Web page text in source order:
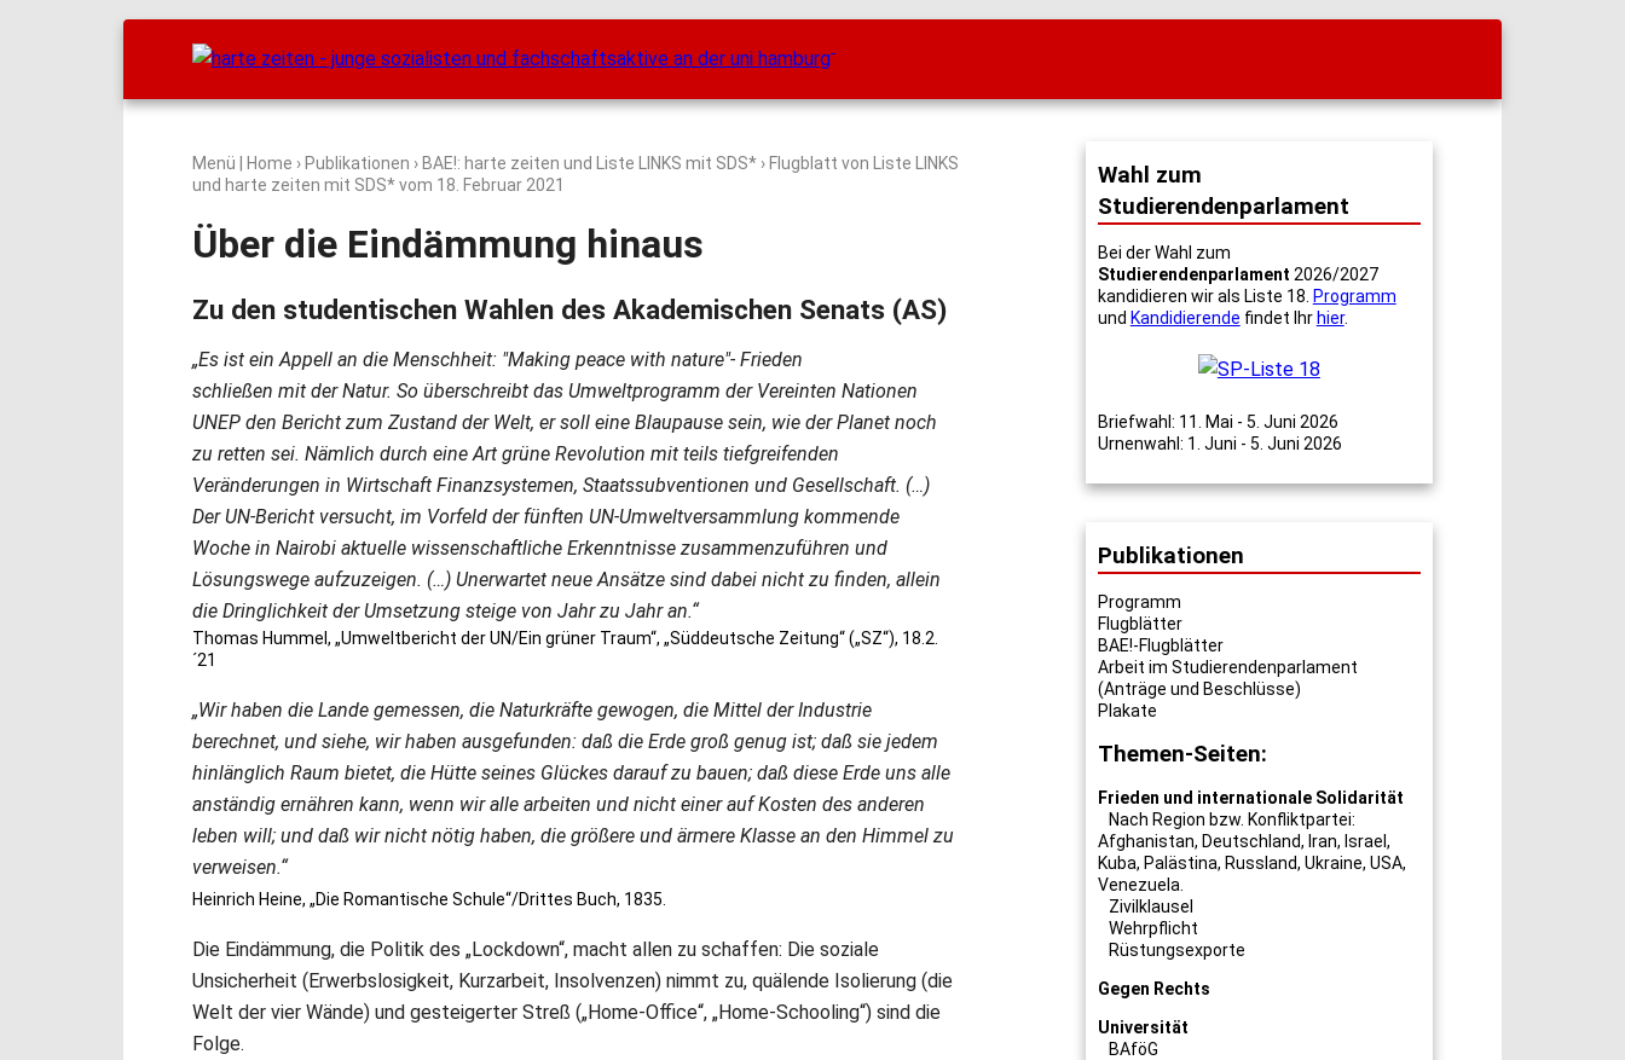
Menü Home › Publikationen › BAE!: harte zeiten und Liste LINKS mit SDS* › Flugblatt von Liste LINKS
und harte zeiten mit SDS* vom 18. Februar 2021
Über die Eindämmung hinaus
Zu den studentischen Wahlen des Akademischen Senats (AS)
„Es ist ein Appell an die Menschheit: "Making peace with nature"- Frieden
schließen mit der Natur. So überschreibt das Umweltprogramm der Vereinten Nationen
UNEP den Bericht zum Zustand der Welt, er soll eine Blaupause sein, wie der Planet noch
zu retten sei. Nämlich durch eine Art grüne Revolution mit teils tiefgreifenden
Veränderungen in Wirtschaft Finanzsystemen, Staatssubventionen und Gesellschaft. (…)
Der UN-Bericht versucht, im Vorfeld der fünften UN-Umweltversammlung kommende
Woche in Nairobi aktuelle wissenschaftliche Erkenntnisse zusammenzuführen und
Lösungswege aufzuzeigen. (…) Unerwartet neue Ansätze sind dabei nicht zu finden, allein
die Dringlichkeit der Umsetzung steige von Jahr zu Jahr an.“
Thomas Hummel, „Umweltbericht der UN/Ein grüner Traum“, „Süddeutsche Zeitung“ („SZ“), 18.2.
´21
„Wir haben die Lande gemessen, die Naturkräfte gewogen, die Mittel der Industrie
berechnet, und siehe, wir haben ausgefunden: daß die Erde groß genug ist; daß sie jedem
hinlänglich Raum bietet, die Hütte seines Glückes darauf zu bauen; daß diese Erde uns alle
anständig ernähren kann, wenn wir alle arbeiten und nicht einer auf Kosten des anderen
leben will; und daß wir nicht nötig haben, die größere und ärmere Klasse an den Himmel zu
verweisen.“
Heinrich Heine, „Die Romantische Schule“/Drittes Buch, 1835.
Die Eindämmung, die Politik des „Lockdown“, macht allen zu schaffen: Die soziale
Unsicherheit (Erwerbslosigkeit, Kurzarbeit, Insolvenzen) nimmt zu, quälende Isolierung (die
Welt der vier Wände) und gesteigerter Streß („Home-Office“, „Home-Schooling“) sind die
Folge.
Wahl zum
Studierendenparlament
Bei der Wahl zum
Studierendenparlament 2026/2027
kandidieren wir als Liste 18. Programm
und Kandidierende findet Ihr hier.
Briefwahl: 11. Mai - 5. Juni 2026
Urnenwahl: 1. Juni - 5. Juni 2026
Publikationen
Programm
Flugblätter
BAE!-Flugblätter
Arbeit im Studierendenparlament
(Anträge und Beschlüsse)
Plakate
Themen-Seiten:
Frieden und internationale Solidarität
Nach Region bzw. Konfliktpartei:
Afghanistan, Deutschland, Iran, Israel ,
Kuba, Palästina, Russland, Ukraine, USA,
Venezuela
Zivilklausel
Wehrpflicht
Rüstungsexporte
Gegen Rechts
Universität
BAföG